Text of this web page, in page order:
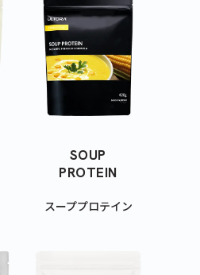
SOUP
PROTEIN
スーププロテイン